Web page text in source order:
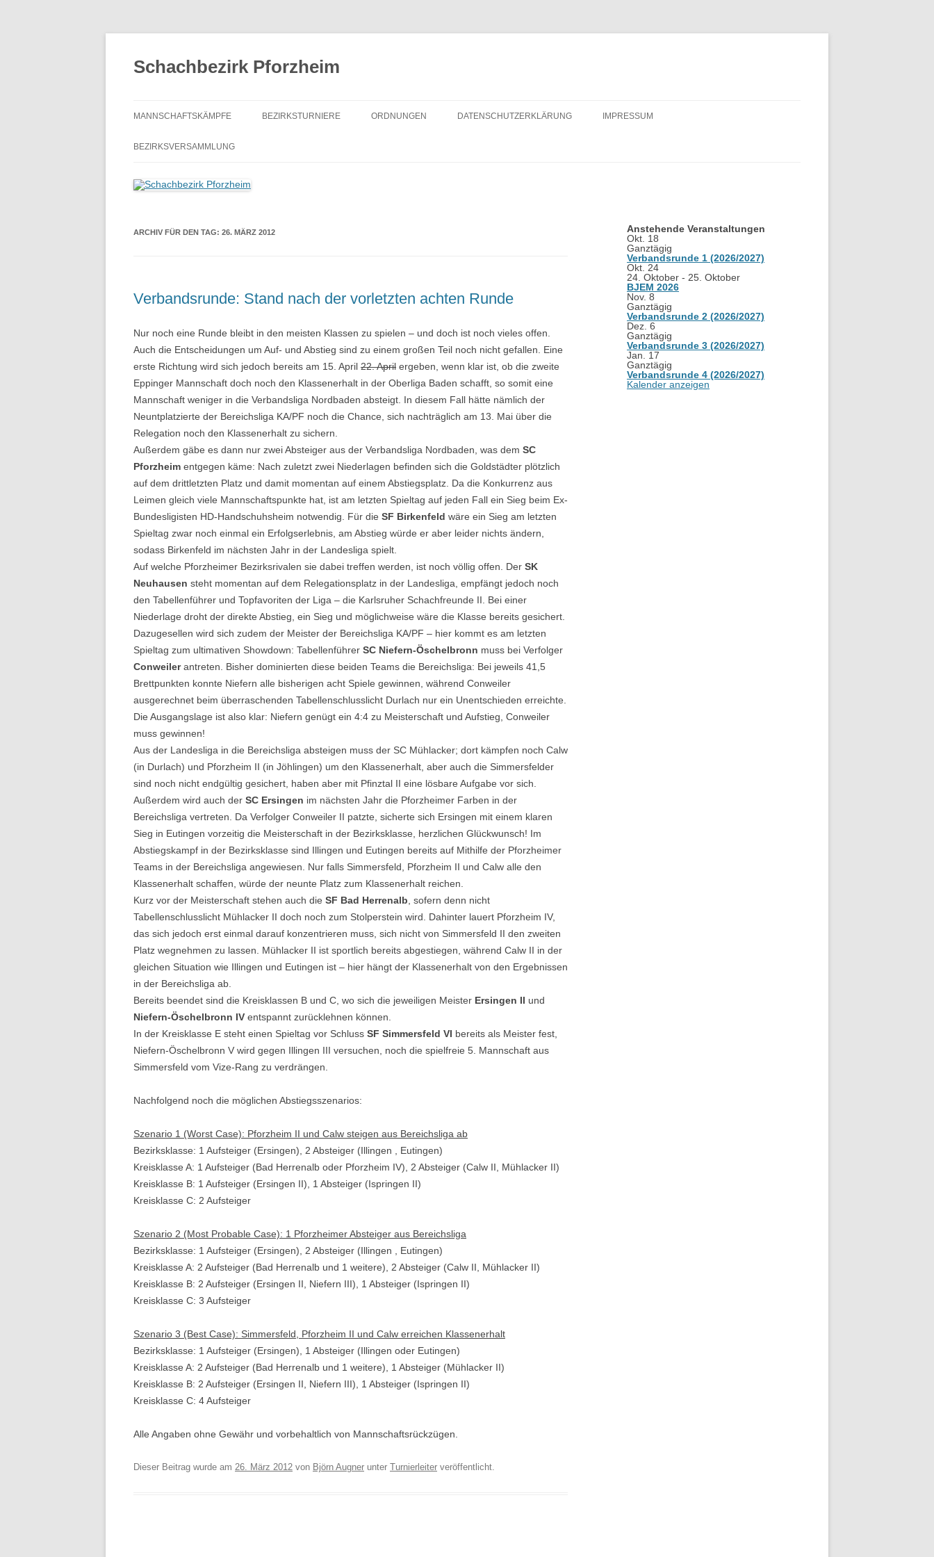
Schachbezirk Pforzheim
MANNSCHAFTSKÄMPFE
AUSSCHREIBUNG
BEZIRKSKLASSE
MANNSCHFTSPOKAL AUSSCHREIBUNG
BEZIRKSTURNIERE
BEZIRKSBLITZMEISTERSCHAFTEN
ORDNUNGEN DATENSCHUTZERKLÄRUNG IMPRESSUM
BEZIRKSVERSAMMLUNG
ARCHIV FÜR DEN TAG: 26. MÄRZ 2012
Verbandsrunde: Stand nach der vorletzten achten Runde
Nur noch eine Runde bleibt in den meisten Klassen zu spielen – und doch ist noch vieles offen.
Auch die Entscheidungen um Auf- und Abstieg sind zu einem großen Teil noch nicht gefallen. Eine
erste Richtung wird sich jedoch bereits am 15. April 22. April ergeben, wenn klar ist, ob die zweite
Eppinger Mannschaft doch noch den Klassenerhalt in der Oberliga Baden schafft, so somit eine
Mannschaft weniger in die Verbandsliga Nordbaden absteigt. In diesem Fall hätte nämlich der
Neuntplatzierte der Bereichsliga KA/PF noch die Chance, sich nachträglich am 13. Mai über die
Relegation noch den Klassenerhalt zu sichern.
Außerdem gäbe es dann nur zwei Absteiger aus der Verbandsliga Nordbaden, was dem SC
Pforzheim entgegen käme: Nach zuletzt zwei Niederlagen befinden sich die Goldstädter plötzlich
auf dem drittletzten Platz und damit momentan auf einem Abstiegsplatz. Da die Konkurrenz aus
Leimen gleich viele Mannschaftspunkte hat, ist am letzten Spieltag auf jeden Fall ein Sieg beim Ex-
Bundesligisten HD-Handschuhsheim notwendig. Für die SF Birkenfeld wäre ein Sieg am letzten
Spieltag zwar noch einmal ein Erfolgserlebnis, am Abstieg würde er aber leider nichts ändern,
sodass Birkenfeld im nächsten Jahr in der Landesliga spielt.
Auf welche Pforzheimer Bezirksrivalen sie dabei treffen werden, ist noch völlig offen. Der SK
Neuhausen steht momentan auf dem Relegationsplatz in der Landesliga, empfängt jedoch noch
den Tabellenführer und Topfavoriten der Liga – die Karlsruher Schachfreunde II. Bei einer
Niederlage droht der direkte Abstieg, ein Sieg und möglichweise wäre die Klasse bereits gesichert.
Dazugesellen wird sich zudem der Meister der Bereichsliga KA/PF – hier kommt es am letzten
Spieltag zum ultimativen Showdown: Tabellenführer SC Niefern-Öschelbronn muss bei Verfolger
Conweilerantreten. Bisher dominierten diese beiden Teams die Bereichsliga: Bei jeweils 41,5
Brettpunkten konnte Niefern alle bisherigen acht Spiele gewinnen, während Conweiler
ausgerechnet beim überraschenden Tabellenschlusslicht Durlach nur ein Unentschieden erreichte.
Die Ausgangslage ist also klar: Niefern genügt ein 4:4 zu Meisterschaft und Aufstieg, Conweiler
muss gewinnen!
Aus der Landesliga in die Bereichsliga absteigen muss der SC Mühlacker; dort kämpfen noch Calw
(in Durlach) und Pforzheim II (in Jöhlingen) um den Klassenerhalt, aber auch die Simmersfelder
sind noch nicht endgültig gesichert, haben aber mit Pfinztal II eine lösbare Aufgabe vor sich.
Außerdem wird auch der SC Ersingen im nächsten Jahr die Pforzheimer Farben in der
Bereichsliga vertreten. Da Verfolger Conweiler II patzte, sicherte sich Ersingen mit einem klaren
Sieg in Eutingen vorzeitig die Meisterschaft in der Bezirksklasse, herzlichen Glückwunsch! Im
Abstiegskampf in der Bezirksklasse sind Illingen und Eutingen bereits auf Mithilfe der Pforzheimer
Teams in der Bereichsliga angewiesen. Nur falls Simmersfeld, Pforzheim II und Calw alle den
Klassenerhalt schaffen, würde der neunte Platz zum Klassenerhalt reichen.
Kurz vor der Meisterschaft stehen auch die SF Bad Herrenalb , sofern denn nicht
Tabellenschlusslicht Mühlacker II doch noch zum Stolperstein wird. Dahinter lauert Pforzheim IV,
das sich jedoch erst einmal darauf konzentrieren muss, sich nicht von Simmersfeld II den zweiten
Platz wegnehmen zu lassen. Mühlacker II ist sportlich bereits abgestiegen, während Calw II in der
gleichen Situation wie Illingen und Eutingen ist – hier hängt der Klassenerhalt von den Ergebnissen
in der Bereichsliga ab.
Bereits beendet sind die Kreisklassen B und C, wo sich die jeweiligen Meister Ersingen II und
Niefern-Öschelbronn IV entspannt zurücklehnen können.
In der Kreisklasse E steht einen Spieltag vor Schluss SF Simmersfeld VI bereits als Meister fest,
Niefern-Öschelbronn V wird gegen Illingen III versuchen, noch die spielfreie 5. Mannschaft aus
Simmersfeld vom Vize-Rang zu verdrängen.
Nachfolgend noch die möglichen Abstiegsszenarios:
Szenario 1 (Worst Case): Pforzheim II und Calw steigen aus Bereichsliga ab
Bezirksklasse: 1 Aufsteiger (Ersingen), 2 Absteiger (Illingen , Eutingen)
Kreisklasse A: 1 Aufsteiger (Bad Herrenalb oder Pforzheim IV), 2 Absteiger (Calw II, Mühlacker II)
Kreisklasse B: 1 Aufsteiger (Ersingen II), 1 Absteiger (Ispringen II)
Kreisklasse C: 2 Aufsteiger
Szenario 2 (Most Probable Case): 1 Pforzheimer Absteiger aus Bereichsliga
Bezirksklasse: 1 Aufsteiger (Ersingen), 2 Absteiger (Illingen , Eutingen)
Kreisklasse A: 2 Aufsteiger (Bad Herrenalb und 1 weitere), 2 Absteiger (Calw II, Mühlacker II)
Kreisklasse B: 2 Aufsteiger (Ersingen II, Niefern III), 1 Absteiger (Ispringen II)
Kreisklasse C: 3 Aufsteiger
Szenario 3 (Best Case): Simmersfeld, Pforzheim II und Calw erreichen Klassenerhalt
Bezirksklasse: 1 Aufsteiger (Ersingen), 1 Absteiger (Illingen oder Eutingen)
Kreisklasse A: 2 Aufsteiger (Bad Herrenalb und 1 weitere), 1 Absteiger (Mühlacker II)
Kreisklasse B: 2 Aufsteiger (Ersingen II, Niefern III), 1 Absteiger (Ispringen II)
Kreisklasse C: 4 Aufsteiger
Alle Angaben ohne Gewähr und vorbehaltlich von Mannschaftsrückzügen.
Dieser Beitrag wurde am 26. März 2012 von Björn Augner unter Turnierleiter veröffentlicht.
Anstehende Veranstaltungen
Okt. 18
Ganztägig
Verbandsrunde 1 (2026/2027)
Okt. 24
24. Oktober - 25. Oktober
BJEM 2026
Nov. 8
Ganztägig
Verbandsrunde 2 (2026/2027)
Dez. 6
Ganztägig
Verbandsrunde 3 (2026/2027)
Jan. 17
Ganztägig
Verbandsrunde 4 (2026/2027)
Kalender anzeigen